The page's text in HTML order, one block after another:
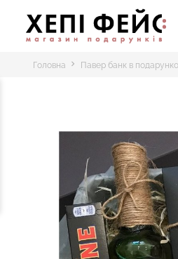
Головна Павер банк в